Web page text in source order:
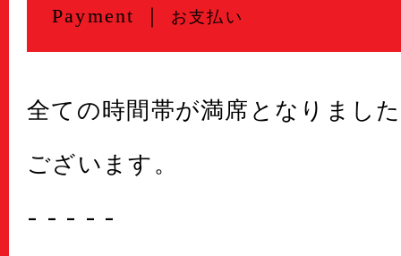
Payment ｜ お支払い
全ての時間帯が満席となりまし
ございます。
- - - - -